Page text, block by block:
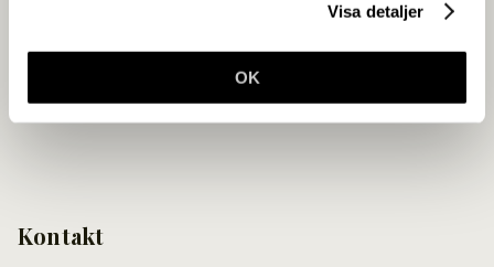
Visa detaljer
OK
Kontakt